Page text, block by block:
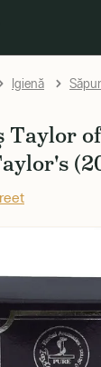
Igienă
Taylor